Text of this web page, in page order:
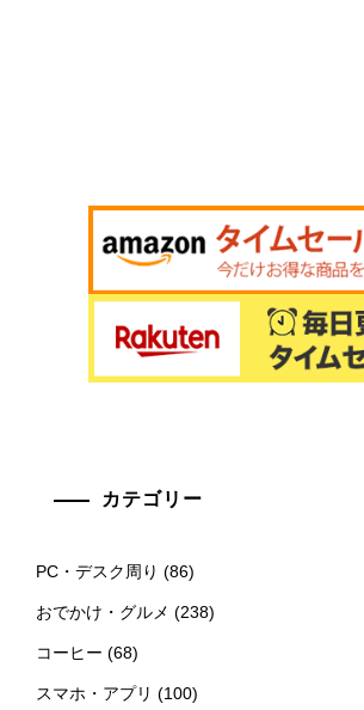
カテゴリー
PC・デスク周り (86)
おでかけ・グルメ (238)
コーヒー (68)
スマホ・アプリ (100)